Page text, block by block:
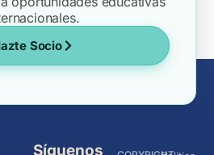
Socio
Síguenos